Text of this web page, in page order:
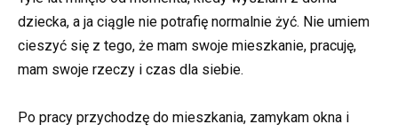
dziecka, a ja ciągle nie potrafię normalnie żyć. Nie umiem
cieszyć się z tego, że mam swoje mieszkanie, pracuję,
mam swoje rzeczy i czas dla siebie.
Po pracy przychodzę do mieszkania, zamykam okna i